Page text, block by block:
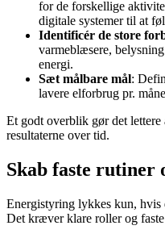
for de forskellige
digitale systemer til at
Identificér de store
varmeblæsere,
energi.
Sæt målbare mål:
lavere elforbrug pr.
Et godt overblik gør det
resultaterne over tid.
Skab faste rutiner
Energistyring lykkes kun, hvis
Det kræver klare roller og